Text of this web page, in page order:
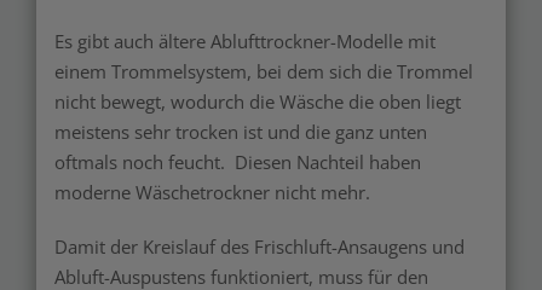
Es gibt auch ältere Ablufttrockner-Modelle mit
einem Trommelsystem, bei dem sich die Trommel
nicht bewegt, wodurch die Wäsche die oben liegt
meistens sehr trocken ist und die ganz unten
oftmals noch feucht. Diesen Nachteil haben
moderne Wäschetrockner nicht mehr.
Damit der Kreislauf des Frischluft-Ansaugens und
Abluft-Auspustens funktioniert, muss für den